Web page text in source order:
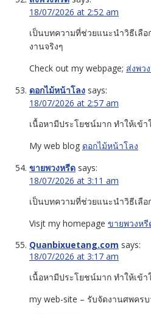
18/07/2026 at 2:52 am
เป็นบทความที่ช่วยแนะนำวิธีเลือ
งานจริงๆ
Check out my webpage; ส่งพว
ดอกไม้หน้าโลง says:
18/07/2026 at 2:57 am
เนื้อหามีประโยชน์มาก ทำให้เข้า
My web blog ดอกไม้หน้าโลง
ขายพวงหรีด says:
18/07/2026 at 3:11 am
เป็นบทความที่ช่วยแนะนำวิธีเลือ
Visjt my homepage ขายพวงหรี
Quanbixuetang.com says:
18/07/2026 at 3:17 am
เนื้อหามีประโยชน์มาก ทำให้เข้า
my web-site – รับจัดงานศพครบ